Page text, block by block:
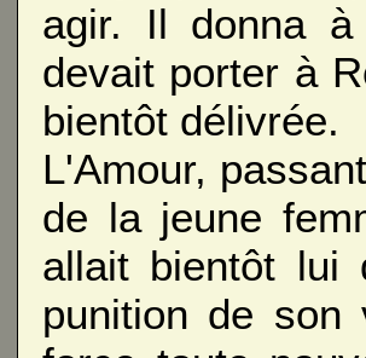
agir. Il donna à
devait porter à
bientôt délivrée.
L'Amour,
de la jeune
allait bientôt lui
punition de son